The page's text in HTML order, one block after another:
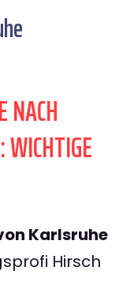
NACH
Karlsruhe
Hirsch